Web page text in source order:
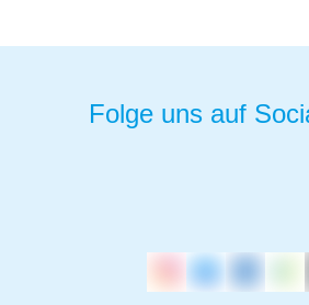
Folge uns auf